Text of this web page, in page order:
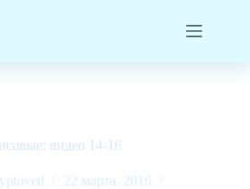
видео 14-16
22 марта, 2016